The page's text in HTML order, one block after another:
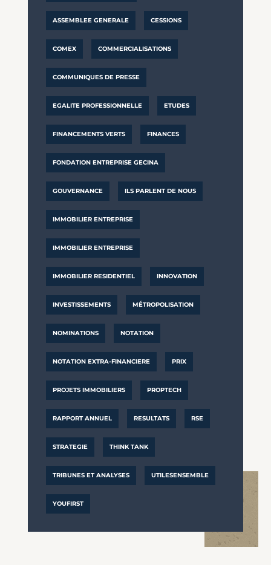
ASSEMBLEE GENERALE CESSIONS
COMEX COMMERCIALISATIONS
COMMUNIQUES DE PRESSE
EGALITE PROFESSIONNELLE ETUDES
FINANCEMENTS VERTS FINANCES
FONDATION ENTREPRISE GECINA
GOUVERNANCE ILS PARLENT DE NOUS
IMMOBILIER ENTREPRISE
IMMOBILIER ENTREPRISE
IMMOBILIER RESIDENTIEL INNOVATION
INVESTISSEMENTS MÉTROPOLISATION
NOMINATIONS NOTATION
NOTATION EXTRA-FINANCIERE PRIX
PROJETS IMMOBILIERS PROPTECH
RAPPORT ANNUEL RESULTATS RSE
STRATEGIE THINK TANK
TRIBUNES ET ANALYSES UTILESENSEMBLE
YOUFIRST